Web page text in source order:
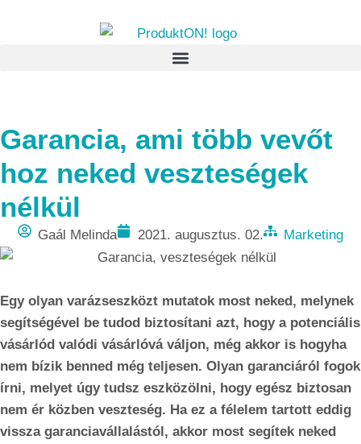
Garancia, ami több vevőt
hoz neked veszteségek
nélkül
Gaál Melinda 2021. augusztus. 02. Marketing
Egy olyan varázseszközt mutatok most neked, melynek
segítségével be tudod biztosítani azt, hogy a potenciális
vásárlód valódi vásárlóvá váljon, még akkor is hogyha
nem bízik benned még teljesen. Olyan garanciáról fogok
írni, melyet úgy tudsz eszközölni, hogy egész biztosan
nem ér közben veszteség. Ha ez a félelem tartott eddig
vissza garanciavállalástól, akkor most segítek neked